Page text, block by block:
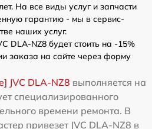
На все виды услуг и запчасти
гарантию - мы в сервис-
наших услуг.
DLA-NZ8 будет стоить на -15%
заказа на сайте через форму
JVC DLA-NZ8 выполняется на
специализированного
времени ремонта. В
привезет JVC DLA-NZ8 в